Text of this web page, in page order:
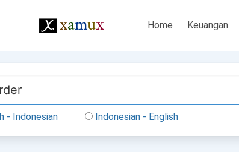
Home Keuangan
- Indonesian Indonesian - English